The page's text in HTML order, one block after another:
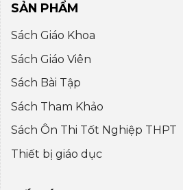
SẢN PHẨM
Sách Giáo Khoa
Sách Giáo Viên
Sách Bài Tập
Sách Tham Khảo
Sách Ôn Thi Tốt Nghiệp THPT
Thiết bị giáo dục